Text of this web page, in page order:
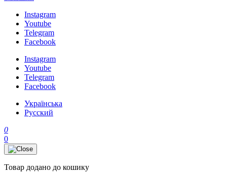
Instagram
Youtube
Telegram
Facebook
Instagram
Youtube
Telegram
Facebook
Українська
Русский
0
0
Товар додано до кошику